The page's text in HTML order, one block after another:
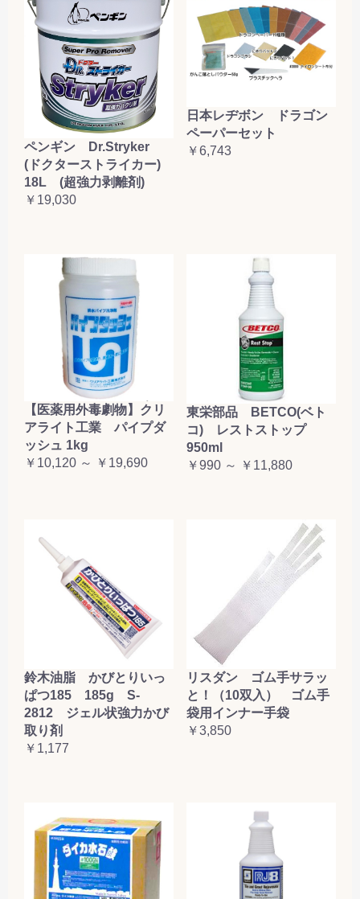
ペンギン Dr.Stryker
(ドクターストライカー)
18L (超強力剥離剤)
￥19,030
日本レヂボン ドラゴン
ペーパーセット
￥6,743
【医薬用外毒劇物】クリ
アライト工業 パイプダ
ッシュ 1kg
￥10,120 ～ ￥19,690
東栄部品 BETCO(ベト
コ) レストストップ
950ml
￥990 ～ ￥11,880
鈴木油脂 かびとりいっ
ぱつ185 185g S-
2812 ジェル状強力かび
取り剤
￥1,177
リスダン ゴム手サラッ
と！（10双入） ゴム手
袋用インナー手袋
￥3,850